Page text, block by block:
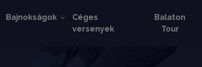
Bajnokságok
Céges
versenyek
Balaton
Tour